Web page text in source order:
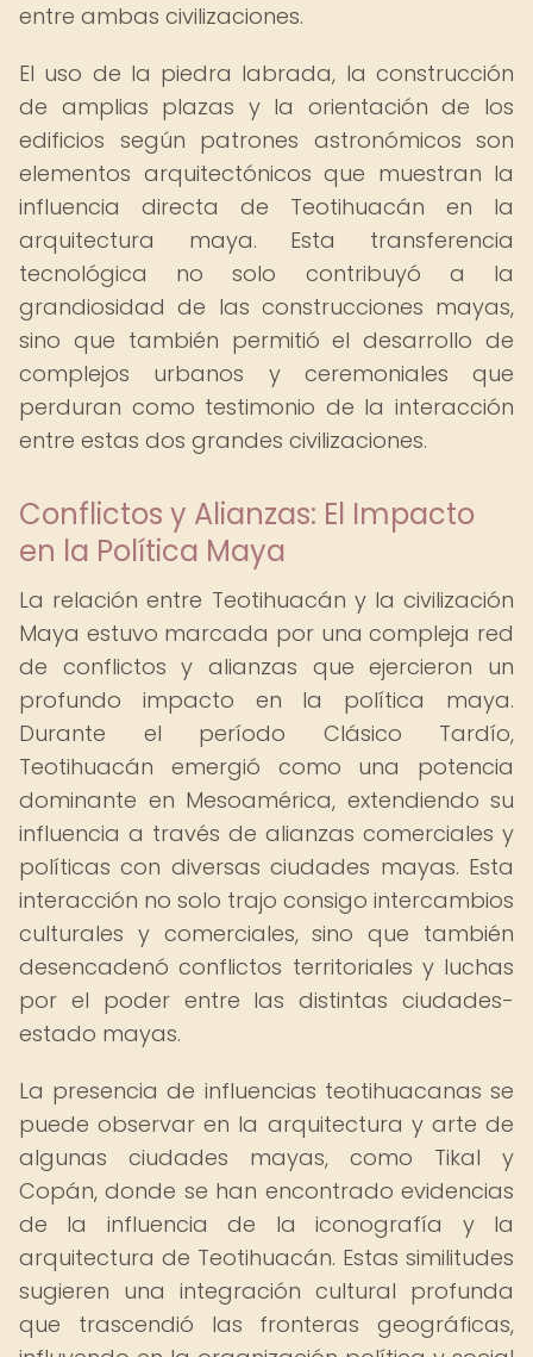
entre ambas civilizaciones.
El uso de la piedra labrada, la construcción
de amplias plazas y la orientación de los
edificios según patrones astronómicos son
elementos arquitectónicos que muestran la
influencia directa de Teotihuacán en la
arquitectura maya. Esta transferencia
tecnológica no solo contribuyó a la
grandiosidad de las construcciones mayas,
sino que también permitió el desarrollo de
complejos urbanos y ceremoniales que
perduran como testimonio de la interacción
entre estas dos grandes civilizaciones.
Conflictos y Alianzas: El Impacto
en la Política Maya
La relación entre Teotihuacán y la civilización
Maya estuvo marcada por una compleja red
de conflictos y alianzas que ejercieron un
profundo impacto en la política maya.
Durante el período Clásico Tardío,
Teotihuacán emergió como una potencia
dominante en Mesoamérica, extendiendo su
influencia a través de alianzas comerciales y
políticas con diversas ciudades mayas. Esta
interacción no solo trajo consigo intercambios
culturales y comerciales, sino que también
desencadenó conflictos territoriales y luchas
por el poder entre las distintas ciudades-
estado mayas.
La presencia de influencias teotihuacanas se
puede observar en la arquitectura y arte de
algunas ciudades mayas, como Tikal y
Copán, donde se han encontrado evidencias
de la influencia de la iconografía y la
arquitectura de Teotihuacán. Estas similitudes
sugieren una integración cultural profunda
que trascendió las fronteras geográficas,